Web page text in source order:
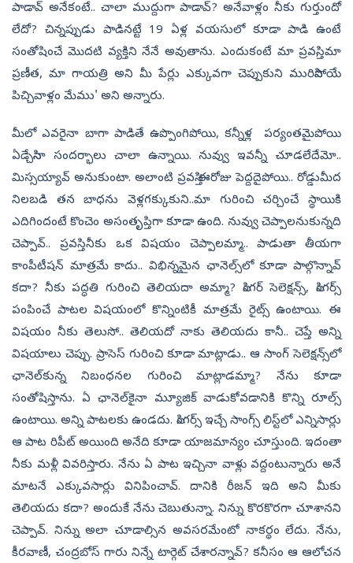
పాడావ్ అనేకంటే.. చాలా ముద్దుగా పాడావ్? అనేవాళ్లం నీకు గుర్తుందో
లేదో? చిన్నప్పుడు పాడినట్టే 19 ఏళ్ల వయసులో కూడా పాడి ఉంటే
సంతోషించే మొదటి వ్యక్తిని నేనే అవుతాను. ఎందుకంటే మా ప్రవస్తి, మా
ప్రణీత, మా గాయత్రి అని మీ పేర్లు ఎక్కువగా చెప్పుకుని మురిసిపోయే
పిచ్చివాళ్లం మేము' అని అన్నారు.
మీలో ఎవరైనా బాగా పాడితే ఉప్పొంగిపోయి, కన్నీళ్ల పర్యంతమైపోయి
ఏడ్చేసినా సందర్భాలు చాలా ఉన్నాయి. నువ్వు ఇవన్నీ చూడలేదేమో..
మిస్సయ్యావ్ అనుకుంటా. అలాంటి ప్రవస్తి ఈరోజు పెద్దదైపోయి.. రోడ్డుమీద
నిలబడి తన బాధను వెళ్లగక్కుకుని..మా గురించి చర్చించే స్థాయికి
ఎదిగిందంటే కొంచెం అసంతృప్తిగా కూడా ఉంది. నువ్వు చెప్పాలనుకున్నది
చెప్పావ్.. ప్రవస్తి నీకు ఒక విషయం చెప్పాలమ్మా.. పాడుతా తీయగా
కాంపీటీషన్ మాత్రమే కాదు.. విభిన్నమైన ఛానెల్స్‌లో కూడా పాల్గొన్నావ్
కదా? నీకు పద్ధతి గురించి తెలియదా అమ్మా? సింగర్ సెలెక్షన్స్‌, సింగర్స్
పంపించే పాటల విషయంలో కొన్నింటికీ మాత్రమే రైట్స్ ఉంటాయి. ఈ
విషయం నీకు తెలుసో.. తెలియదో నాకు తెలియదు కానీ.. చెప్తే అన్ని
విషయాలు చెప్పు. ప్రాసెస్ గురించి కూడా మాట్లాడు.. ఆ సాంగ్‌ సెలెక్షన్స్‌లో
ఛానెల్‌కున్న నిబంధనల గురించి మాట్లాడమ్మా? నేను కూడా
సంతోషిస్తాను. ఏ ఛానెల్‌కైనా మ్యూజిక్ వాడుకోవడానికి కొన్ని రూల్స్
ఉంటాయి. అన్ని పాటలకు ఉండదు. సింగర్స్‌ ఇచ్చే సాంగ్స్ లిస్ట్‌లో ఎన్నిసార్లు
ఆ పాట రిపీట్ అయింది అనేది కూడా యాజమాన్యం చూస్తుంది. ఇదంతా
నీకు మళ్లీ వివరిస్తారు. నేను ఏ పాట ఇచ్చినా వాళ్లు వద్దంటున్నారు అనే
మాటనే ఎక్కువసార్లు వినిపించావ్. దానికి రీజన్‌ ఇది అని మీకు
తెలియదు కదా? అందుకే నేను చెబుతున్నా. నిన్ను కొరకొరగా చూశానని
చెప్పావ్. నిన్ను అలా చూడాల్సిన అవసరమేంటో నాకర్థం లేదు. నేను,
కీరవాణీ, చంద్రబోస్‌ గారు నిన్నే టార్గెట్‌ చేశారన్నావ్? కనీసం ఆ ఆలోచన